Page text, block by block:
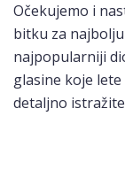
Očekujemo i
bitku za
najpopularniji
glasine koje
detaljno